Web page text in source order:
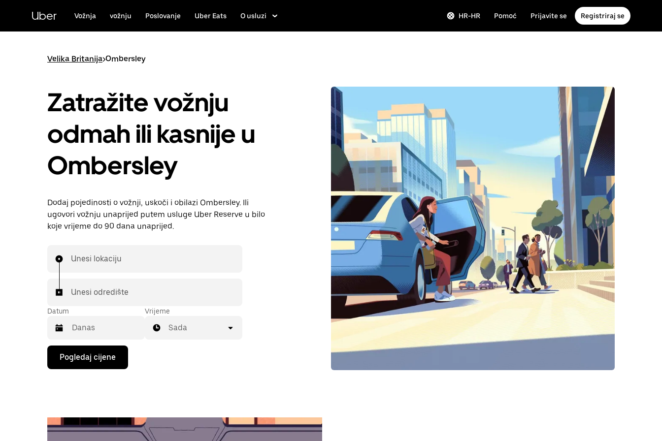
sadržaj
Uber Vožnja vožnju Poslovanje Uber Eats O usluzi HR-HR Pomoć Prijavite se Registriraj se
Velika Britanija>Ombersley
Zatražite vožnju
odmah ili kasnije u
Ombersley
Dodaj pojedinosti o vožnji, uskoči i obilazi Ombersley. Ili
ugovori vožnju unaprijed putem usluge Uber Reserve u bilo
koje vrijeme do 90 dana unaprijed.
Unesi lokaciju
Unesi odredište
Datum
Pritisni
tipku
sa
s
kalendarom
Vrijeme
Sada
Pogledaj cijene